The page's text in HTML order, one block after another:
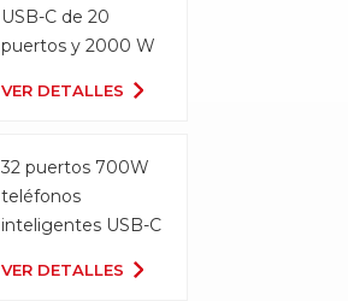
USB-C de 20
puertos y 2000 W
VER DETALLES
32 puertos 700W
teléfonos
inteligentes USB-C
VER DETALLES